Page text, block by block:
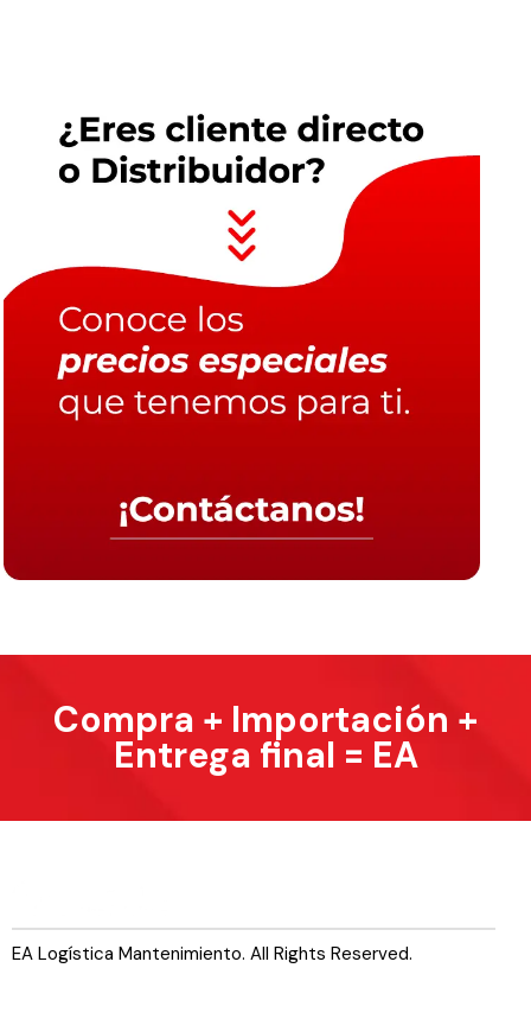
Compra + Importación +
Entrega final = EA
EA Logística Mantenimiento. All Rights Reserved.